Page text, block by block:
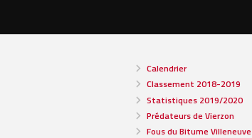
Calendrier
Classement 2018-2019
Statistiques 2019/2020
Prédateurs de Vierzon
Fous du Bitume Villeneuve